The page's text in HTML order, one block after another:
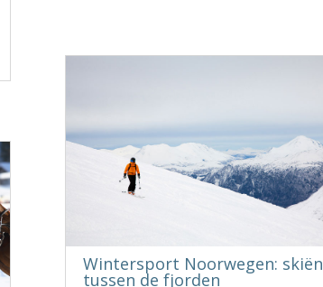
Wintersport Noorwegen: skiën
tussen de fjorden